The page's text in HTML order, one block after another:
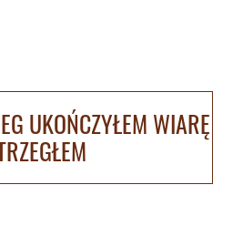
UKOŃCZYŁEM WIARĘ